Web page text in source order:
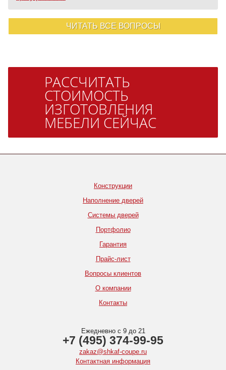
ЧИТАТЬ ВСЕ ВОПРОСЫ
РАССЧИТАТЬ
СТОИМОСТЬ
ИЗГОТОВЛЕНИЯ
МЕБЕЛИ СЕЙЧАС
Конструкции
Наполнение дверей
Системы дверей
Портфолио
Гарантия
Прайс-лист
Вопросы клиентов
О компании
Контакты
Ежедневно с 9 до 21
+7 (495) 374-99-95
zakaz@shkaf-coupe.ru
Контактная информация